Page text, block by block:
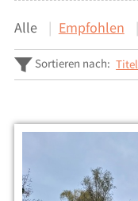
Alle Empfohlen
Sortieren nach: Titel